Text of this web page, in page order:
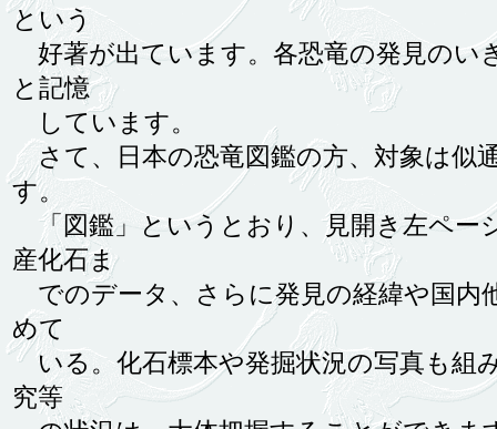
という
好著が出ています。各恐竜の発見のい
と記憶
しています。
さて、日本の恐竜図鑑の方、対象は似
す。
「図鑑」というとおり、見開き左ペー
産化石ま
でのデータ、さらに発見の経緯や国内
めて
いる。化石標本や発掘状況の写真も組
究等